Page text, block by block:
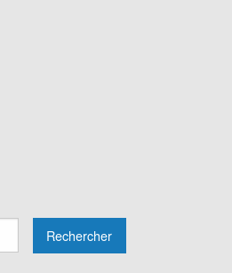
Rechercher